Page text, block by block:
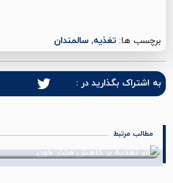
برچسب ها:تغذیه,سالمندان
به اشتراک بگذارید در :
مطالب مرتبط
اثر تغذیه بر کاهش فشار خون